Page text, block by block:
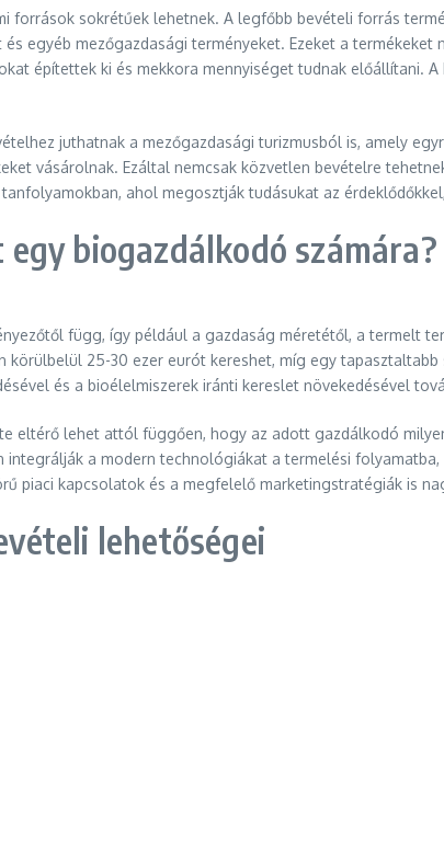
források sokrétűek lehetnek. A legfőbb bevételi forrás
egyéb mezőgazdasági terményeket. Ezeket a
építettek ki és mekkora mennyiséget tudnak előállítani.
juthatnak a mezőgazdasági turizmusból is, amely
vásárolnak. Ezáltal nemcsak közvetlen bevételre
ahol megosztják tudásukat az
biogazdálkodó számára?
függ, így például a gazdaság méretétől, a termelt
körülbelül 25-30 ezer eurót kereshet, míg egy
és a bioélelmiszerek iránti kereslet növekedésével
eltérő lehet attól függően, hogy az adott gazdálkodó
integrálják a modern technológiákat a termelési
piaci kapcsolatok és a megfelelő marketingstratégiák is
lehetőségei